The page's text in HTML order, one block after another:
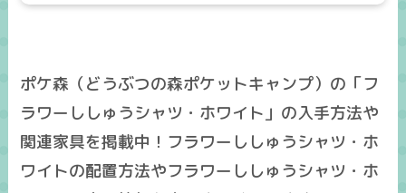
ポケ森（どうぶつの森ポケットキャンプ）の「フ
ラワーししゅうシャツ・ホワイト」の入手方法や
関連家具を掲載中！フラワーししゅうシャツ・ホ
ワイトの配置方法やフラワーししゅうシャツ・ホ